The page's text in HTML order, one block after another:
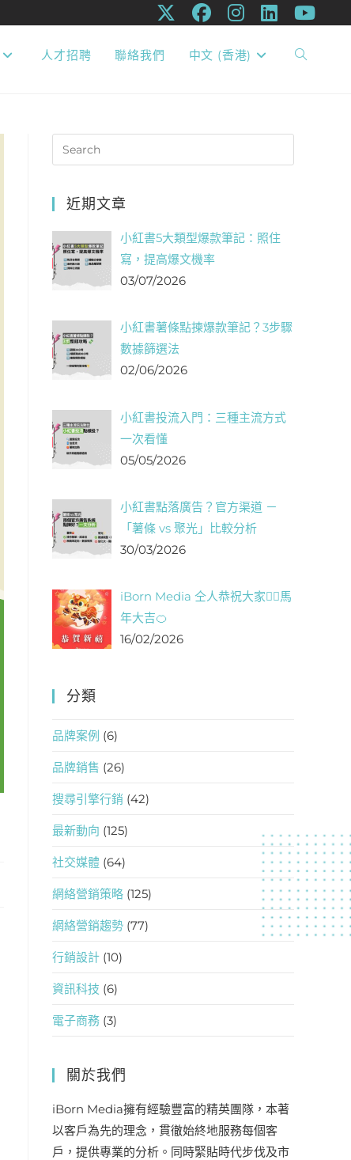
人才招聘 聯絡我們 中文 (香港)
近期文章
小紅書5大類型爆款筆記：照住
寫，提高爆文機率
03/07/2026
小紅書薯條點揀爆款筆記？3步驟
數據篩選法
02/06/2026
小紅書投流入門：三種主流方式
一次看懂
05/05/2026
小紅書點落廣告？官方渠道 －
「薯條 vs 聚光」比較分析
30/03/2026
iBorn Media 仝人恭祝大家❤️‍🔥馬
年大吉🍊
16/02/2026
分類
品牌案例 (6)
品牌銷售 (26)
搜尋引擎行銷 (42)
最新動向 (125)
社交媒體 (64)
網絡營銷策略 (125)
網絡營銷趨勢 (77)
行銷設計 (10)
資訊科技 (6)
電子商務 (3)
關於我們
iBorn Media擁有經驗豐富的精英團隊，本著
以客戶為先的理念，貫徹始終地服務每個客
戶，提供專業的分析。同時緊貼時代步伐及市